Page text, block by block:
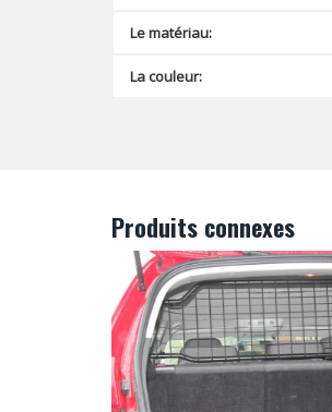
Le matériau:
La couleur:
Produits connexes